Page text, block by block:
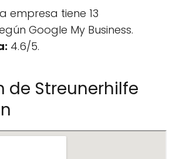
empresa tiene 13
Google My Business.
4.6/5.
de Streunerhilfe